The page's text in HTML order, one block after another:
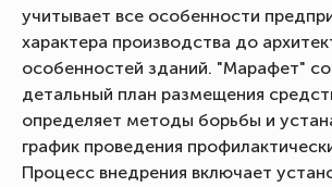
учитывает все особенности
характера производства до
особенностей зданий. "Марафет"
детальный план размещения
определяет методы борьбы и
график проведения
Процесс внедрения включает